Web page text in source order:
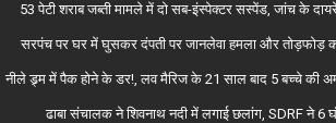
53 पेटी शराब जब्ती मामले में दो सब-इंस्पेक्टर सस्पेंड, जांच के
सरपंच पर घर में घुसकर दंपती पर जानलेवा हमला और तोड़फोड़
नीले ड्र्म में पैक होने के डर!, लव मैरिज के 21 साल बाद 5 बच्चे की
ढाबा संचालक ने शिवनाथ नदी में लगाई छलांग, SDRF ने 6